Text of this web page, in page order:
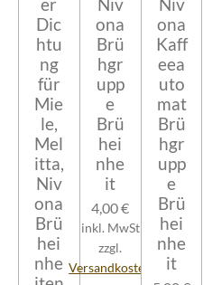
Dic
htu
ng
für
Mie
le,
Mel
itta,
Niv
ona
Brü
hei
nhe
ona
Brü
hgr
upp
e
Brü
hei
nhe
it
4,00 €
inkl. MwSt
zzgl.
Versandkosten
ona
Kaff
eea
uto
mat
Brü
hgr
upp
e
Brü
hei
nhe
it